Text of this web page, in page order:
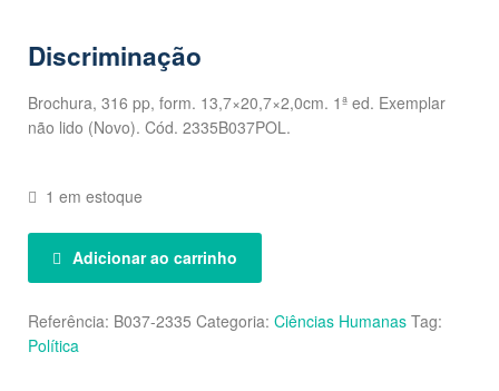
Discriminação
Brochura, 316 pp, form. 13,7×20,7×2,0cm. 1ª ed. Exemplar
não lido (Novo). Cód. 2335B037POL.
1 em estoque
Adicionar ao carrinho
Referência: B037-2335 Categoria: Ciências Humanas Tag:
Política